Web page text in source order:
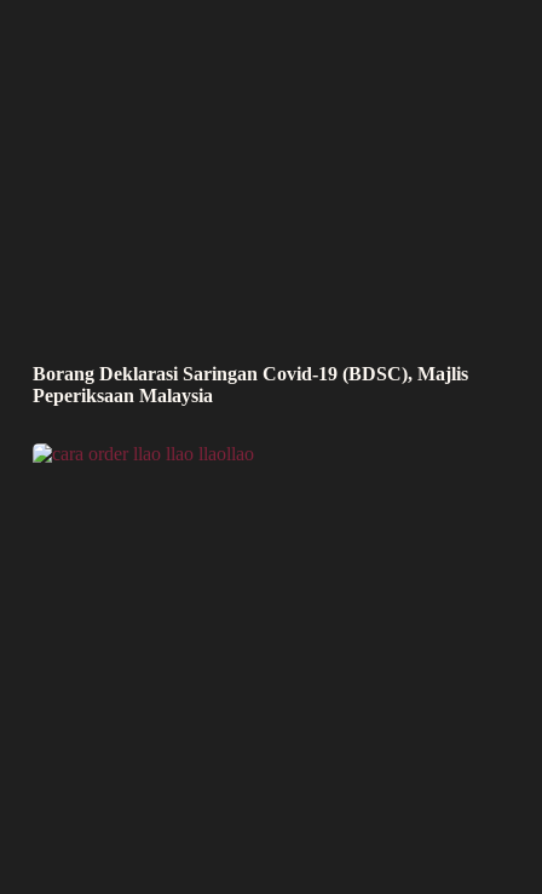
Borang Deklarasi Saringan Covid-19 (BDSC), Majlis
Peperiksaan Malaysia